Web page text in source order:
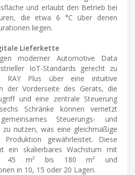
und erlaubt den Betrieb bei
die etwa 6 °C über denen
liegen.
Lieferkette
moderner Automotive Data
IoT-Standards gerecht zu
RAY Plus über eine intuitive
der Vorderseite des Geräts, die
und eine zentrale Steuerung
Schränke können vernetzt
Steuerungs- und
nutzen, was eine gleichmäßige
gewährleistet. Diese
ein skalierbares Wachstum mit
45 m² bis 180 m² und
in 10, 15 oder 20 Lagen.